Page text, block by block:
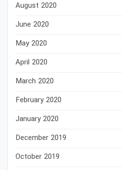
August 2020
June 2020
May 2020
April 2020
March 2020
February 2020
January 2020
December 2019
October 2019